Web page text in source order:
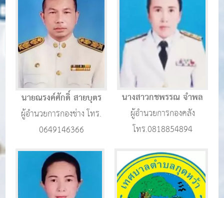
นายณรงค์ศักดิ์ สายบุตร
ผู้อำนวยการกองช่าง โทร.
0649146366
นางสาวกชพรรณ จำพล
ผู้อำนวยการกองคลัง
โทร.0818854894